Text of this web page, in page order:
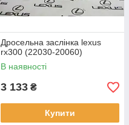
Дросельна заслінка lexus
rx300 (22030-20060)
В наявності
3 133 ₴
Купити